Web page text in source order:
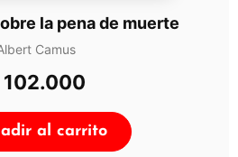
la pena de muerte
Camus
102.000
al carrito